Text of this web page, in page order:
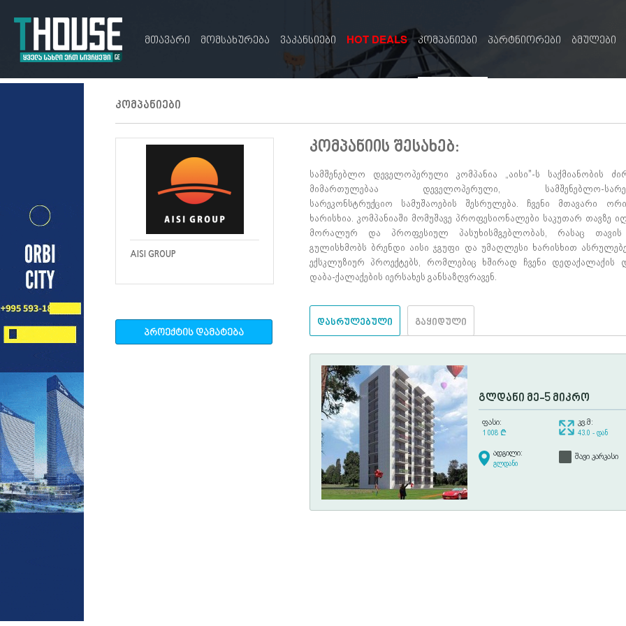
მთავარი მომსახურება ვაკანსიები HOT DEALS კომპანიები პარტნიორები ბმულები
კომპანიები
AISI GROUP
პროექტის დამატება
კომპანიის შესახებ:
სამშენებლო დეველოპერული კომპანია „აისი"-ს საქმიანობის
მიმართულებაა დეველოპერული, სამშენებლო-
სარეკონსტრუქციო სამუშაოების შესრულება. ჩვენი მთავარი
ხარისხია. კომპანიაში მომუშავე პროფესიონალები საკუთარ თავზე
მორალურ და პროფესიულ პასუხისმგებლობას, რასაც თავის
გულისხმობს ბრენდი აისი ჯგუფი და უმაღლესი ხარისხით
ექსკლუზიურ პროექტებს, რომლებიც ხშირად ჩვენი დედაქალაქის
დაბა-ქალაქების იერსახეს განსაზღვრავენ.
დასრულებული გაყიდული
გლდანი მე-5 მიკრო
ფასი:
1 008 ¢
კვ.მ:
43.0 - დან
ადგილი:
გლდანი
შავი კარკასი